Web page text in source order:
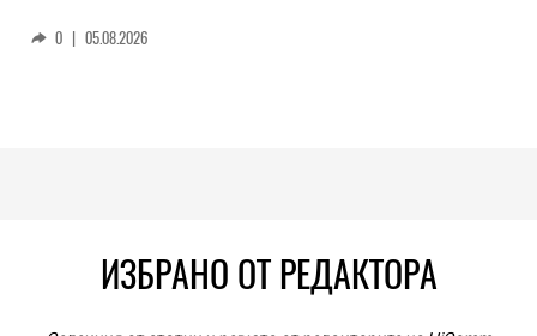
0 | 05.08.2026
ИЗБРАНО ОТ РЕДАКТОРА